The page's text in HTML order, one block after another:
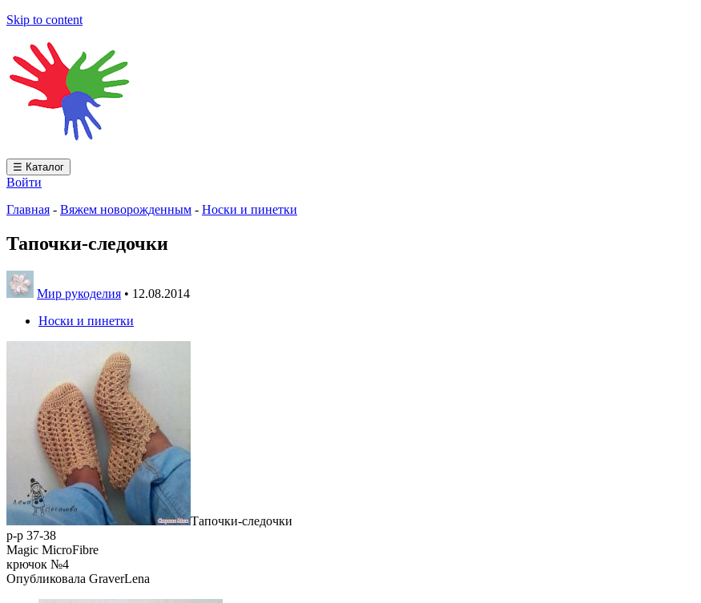
Skip to content
☰ Каталог
Войти
Главная - Вяжем новорожденным - Носки и пинетки
Тапочки-следочки
Мир рукоделия • 12.08.2014
Носки и пинетки
Тапочки-следочки
р-р 37-38
Magic MicroFibre
крючок №4
Опубликовала GraverLena